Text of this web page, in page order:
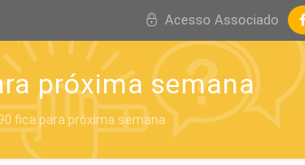
Acesso Associado
próxima semana
fica para próxima semana